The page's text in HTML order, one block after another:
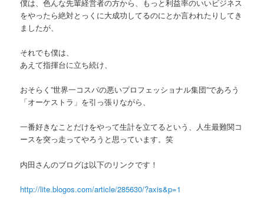
僕は、色んな先輩経営者の方から、もっと利益率のいいビジネス
をやったら絶対とっくに大成功してるのにとか言われたりしてき
ましたが、
それでも僕は、
あえて指揮台に立ち続け、
おそらく”世界一コスパの悪いプロフェッショナル集団”であろう
「オーケストラ」を引っ張りながら、
一番好きなことだけをやって生計を立てるという、人生最難関コ
ースを突っ走ってやろうと思っています。笑
内田さんのブログは以下のリンクです！
http://lite.blogos.com/article/285630/?axis&p=1